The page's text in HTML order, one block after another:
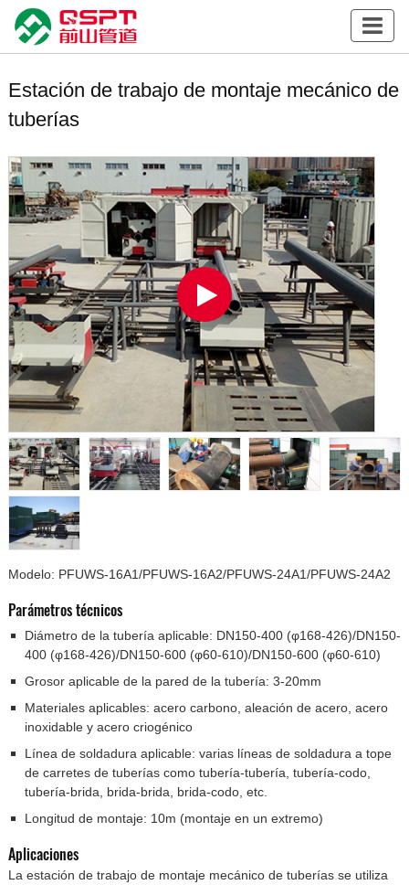
Estación de trabajo de montaje mecánico de
tuberías
Modelo: PFUWS-16A1/PFUWS-16A2/PFUWS-24A1/PFUWS-24A2
Parámetros técnicos
Diámetro de la tubería aplicable: DN150-400 (φ168-426)/DN150-
400 (φ168-426)/DN150-600 (φ60-610)/DN150-600 (φ60-610)
Grosor aplicable de la pared de la tubería: 3-20mm
Materiales aplicables: acero carbono, aleación de acero, acero
inoxidable y acero criogénico
Línea de soldadura aplicable: varias líneas de soldadura a tope
de carretes de tuberías como tubería-tubería, tubería-codo,
tubería-brida, brida-brida, brida-codo, etc.
Longitud de montaje: 10m (montaje en un extremo)
Aplicaciones
La estación de trabajo de montaje mecánico de tuberías se utiliza